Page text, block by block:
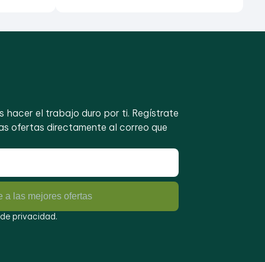
hacer el trabajo duro por ti. Regístrate
ofertas directamente al correo que
a las mejores ofertas
privacidad.